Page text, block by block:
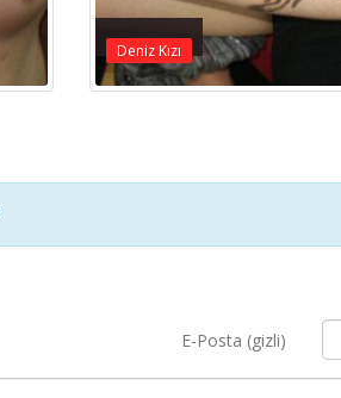
Deniz Kızı
E-Posta (gizli)